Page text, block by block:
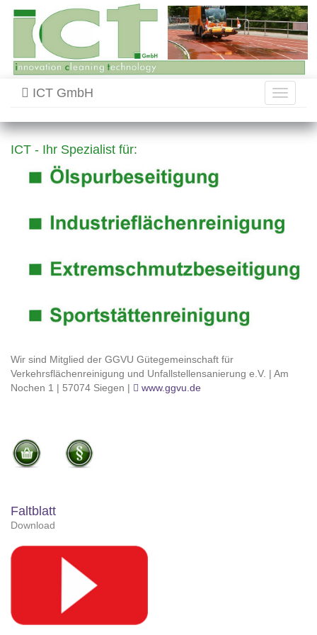
Toggle
ICT GmbH
ICT - Ihr Spezialist für:
Wir sind Mitglied der GGVU Gütegemeinschaft für
Verkehrsflächenreinigung und Unfallstellensanierung e.V. | Am
Nochen 1 | 57074 Siegen |
www.ggvu.de
Faltblatt
Download